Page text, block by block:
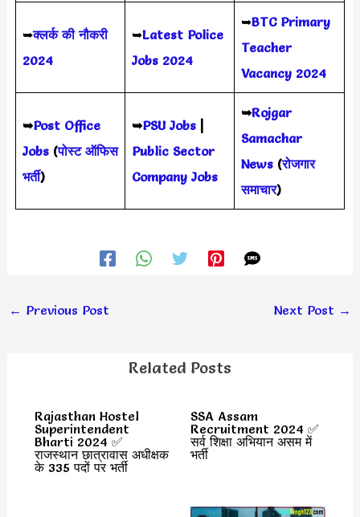
➥क्लर्क की नौकरी
2024
➥Latest Police
Jobs 2024
➥BTC Primary
Teacher
Vacancy 2024
➥Post Office
Jobs(पोस्ट ऑफिस
भर्ती)
➥PSU Jobs|
Public Sector
Company Jobs
➥Rojgar
Samachar
News(रोजगार
समाचार)
← Previous Post Next Post →
Related Posts
Rajasthan Hostel
Superintendent
Bharti 2024 ✅
राजस्थान छात्रावास अधीक्षक
के 335 पदों पर भर्ती
SSA Assam
Recruitment 2024 ✅
सर्व शिक्षा अभियान असम में
भर्ती